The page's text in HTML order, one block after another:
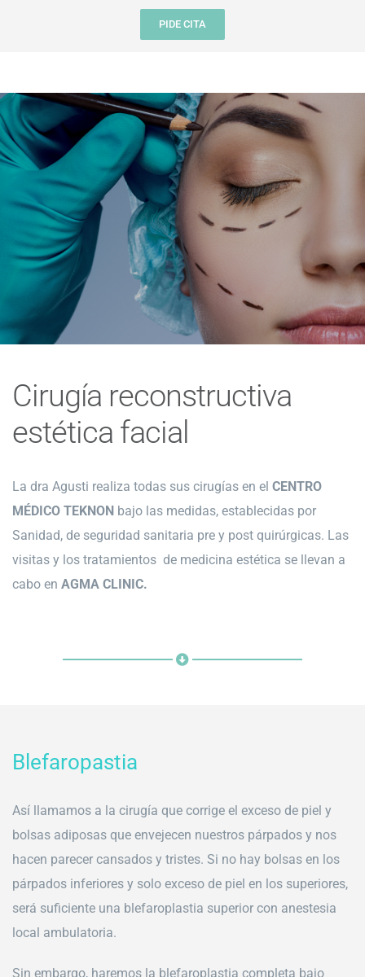
PIDE CITA
Cirugía reconstructiva
estética facial
La dra Agusti realiza todas sus cirugías en el CENTRO
MÉDICO TEKNON bajo las medidas, establecidas por
Sanidad, de seguridad sanitaria pre y post quirúrgicas. Las
visitas y los tratamientos de medicina estética se llevan a
cabo en AGMA CLINIC.
Blefaropastia
Así llamamos a la cirugía que corrige el exceso de piel y
bolsas adiposas que envejecen nuestros párpados y nos
hacen parecer cansados y tristes. Si no hay bolsas en los
párpados inferiores y solo exceso de piel en los superiores,
será suficiente una blefaroplastia superior con anestesia
local ambulatoria.
Sin embargo, haremos la blefaroplastia completa bajo